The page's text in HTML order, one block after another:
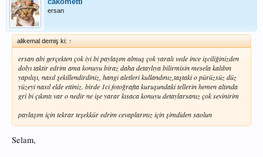
ersan
alikemal demiş ki: ↑
ersan abi gerçekten çok iyi bi paylaşım almuş çok yaralı vede ince işciliğinizden
dolyı taktir edrim ama konuyu biraz daha detaylıya bilirmisin mesela kalıbın
yapılışı, nasıl şekillendirdiniz, hangi aletleri kullandınız,taştaki o pürüzsüz düz
yüzeyi nasıl elde ettiniz. birde 1ci fotoğrafta kuruşundaki tellerin hemen altında
gri bi çıkıntı var o nedir ne işe yarar kısaca konuyu detaylarsanız çok sevinirim
paylaşım için tekrar teşekkür edrim cevaplarınız için şimdiden saolun
Selam,